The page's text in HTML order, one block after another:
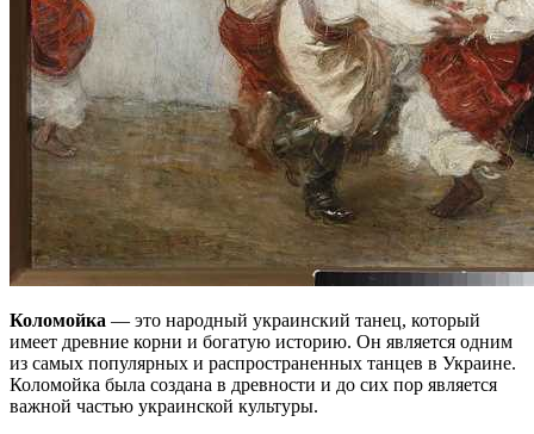
Коломойка — это народный украинский танец, который
имеет древние корни и богатую историю. Он является одним
из самых популярных и распространенных танцев в Украине.
Коломойка была создана в древности и до сих пор является
важной частью украинской культуры.